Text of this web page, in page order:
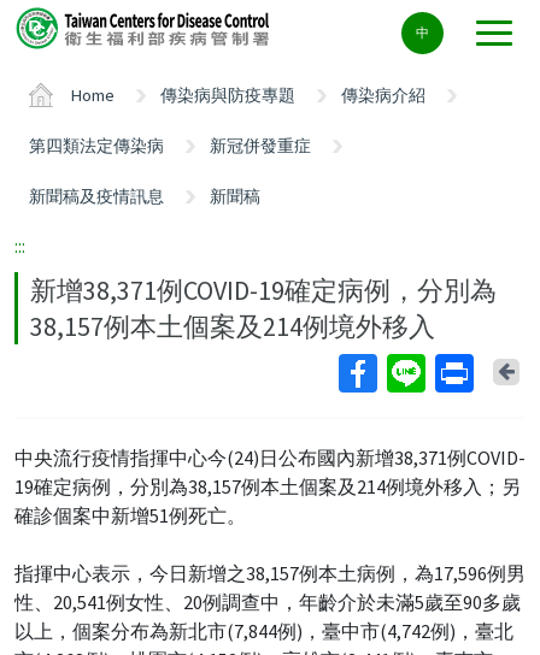
Center
block
中
Home 傳染病與防疫專題 傳染病介紹
第四類法定傳染病 新冠併發重症
新聞稿及疫情訊息 新聞稿
:::
新增38,371例COVID-19確定病例，分別為
38,157例本土個案及214例境外移入
中央流行疫情指揮中心今(24)日公布國內新增38,371例COVID-
19確定病例，分別為38,157例本土個案及214例境外移入；另
確診個案中新增51例死亡。
指揮中心表示，今日新增之38,157例本土病例，為17,596例男
性、20,541例女性、20例調查中，年齡介於未滿5歲至90多歲
以上，個案分布為新北市(7,844例)，臺中市(4,742例)，臺北